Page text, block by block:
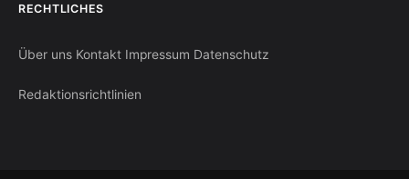
RECHTLICHES
Über uns Kontakt Impressum Datenschutz
Redaktionsrichtlinien